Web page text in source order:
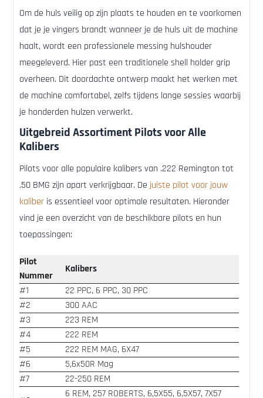
Om de huls veilig op zijn plaats te houden en te voorkomen
dat je je vingers brandt wanneer je de huls uit de machine
haalt, wordt een professionele messing hulshouder
meegeleverd. Hier past een traditionele shell holder grip
overheen. Dit doordachte ontwerp maakt het werken met
de machine comfortabel, zelfs tijdens lange sessies waarbij
je honderden hulzen verwerkt.
Uitgebreid Assortiment Pilots voor Alle
Kalibers
Pilots voor alle populaire kalibers van .222 Remington tot
.50 BMG zijn apart verkrijgbaar. De juiste pilot voor jouw
kaliber is essentieel voor optimale resultaten. Hieronder
vind je een overzicht van de beschikbare pilots en hun
toepassingen:
Pilot
Nummer
Kalibers
#1
22 PPC, 6 PPC, 30 PPC
#2
300 AAC
#3
223 REM
#4
222 REM
#5
222 REM MAG, 6X47
#6
5,6x50R Mag
#7
22-250 REM
6 REM, 257 ROBERTS, 6,5X55, 6,5X57, 7X57